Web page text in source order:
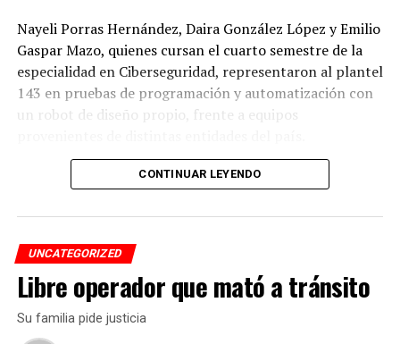
Nayeli Porras Hernández, Daira González López y Emilio
Gaspar Mazo, quienes cursan el cuarto semestre de la
especialidad en Ciberseguridad, representaron al plantel
143 en pruebas de programación y automatización con
un robot de diseño propio, frente a equipos
El desempeño mostrado por los jóvenes les permitió
calificar a la siguiente fase de la competencia, que
tendrá lugar los días 5 y 6 de septiembre en Cancún,
Quintana Roo.
De obtener resultados favorables en esa etapa, el equipo
tendría la posibilidad de representar a México en la final
internacional de la WRO, que se efectuará en Costa Rica.
CONTINUAR LEYENDO
UNCATEGORIZED
Libre operador que mató a tránsito
Su familia pide justicia